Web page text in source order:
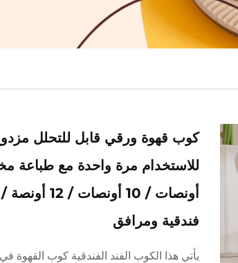
كوب قهوة ورقي قابل للتحلل
فندقية ومرافق